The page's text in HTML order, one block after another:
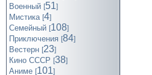
Военный [51]
Мистика [4]
Семейный [108]
Приключения [84]
Вестерн [23]
Кино СССР [38]
Аниме [101]